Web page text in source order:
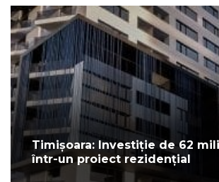
Timișoara: Investiție de 62
într-un proiect rezidențial